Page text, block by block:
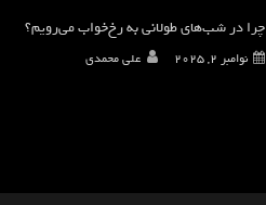
چرا در شب‌های طولانی به رخ‌خواب می‌رویم؟
نوامبر 2, 2025 علی محمدی